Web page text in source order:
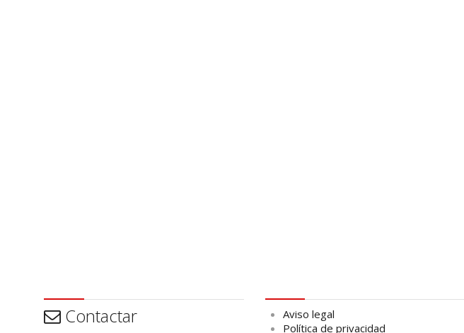
Contactar
Aviso legal
Política de privacidad